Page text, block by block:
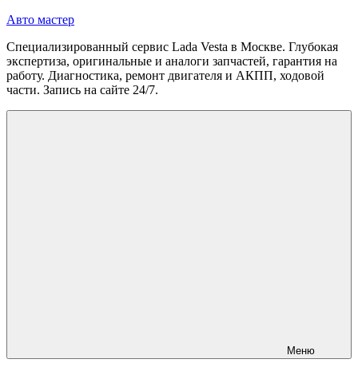
Перейти
содержимому
Авто мастер
Специализированный сервис Lada Vesta в Москве. Глубокая
экспертиза, оригинальные и аналоги запчастей, гарантия на
работу. Диагностика, ремонт двигателя и АКПП, ходовой
части. Запись на сайте 24/7.
Меню